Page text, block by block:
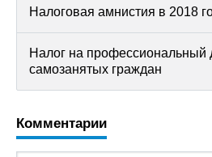
Налоговая амнистия в 2018
Налог на профессиональный
самозанятых граждан
Комментарии